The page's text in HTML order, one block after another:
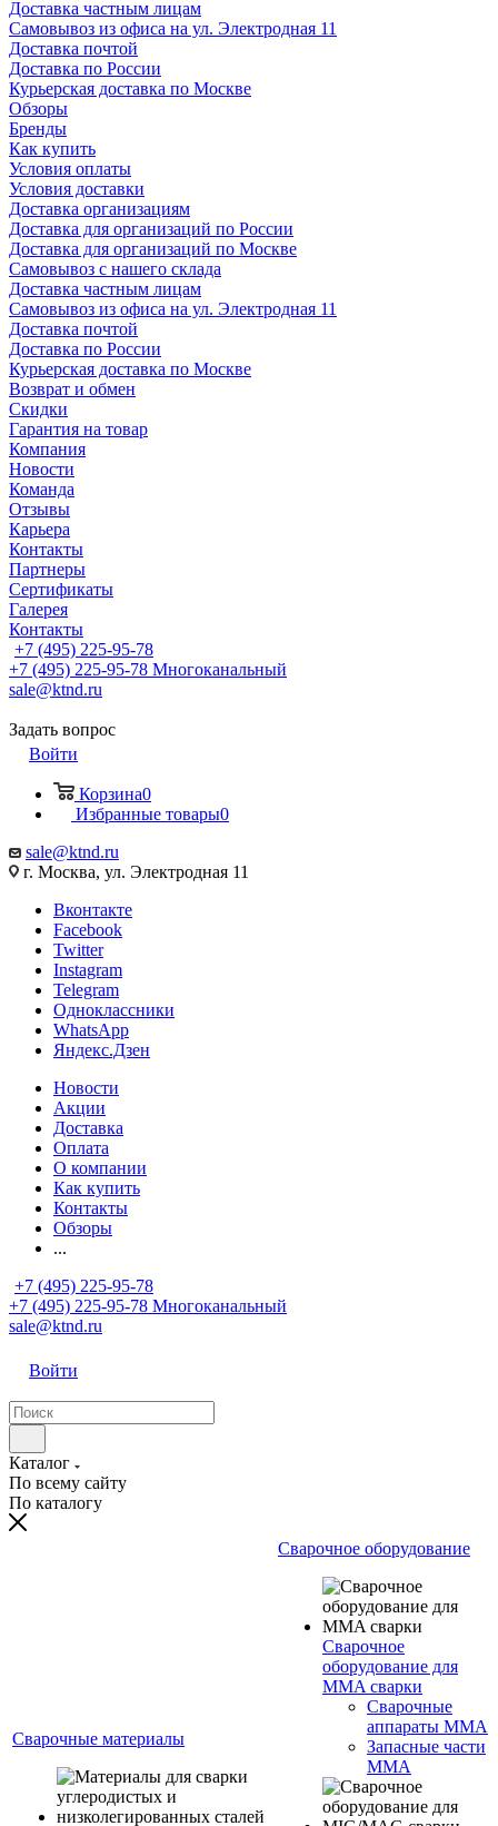
Доставка частным лицам
Самовывоз из офиса на ул. Электродная 11
Доставка почтой
Доставка по России
Курьерская доставка по Москве
Обзоры
Бренды
Как купить
Условия оплаты
Условия доставки
Доставка организациям
Доставка для организаций по России
Доставка для организаций по Москве
Самовывоз с нашего склада
Доставка частным лицам
Самовывоз из офиса на ул. Электродная 11
Доставка почтой
Доставка по России
Курьерская доставка по Москве
Возврат и обмен
Скидки
Гарантия на товар
Компания
Новости
Команда
Отзывы
Карьера
Контакты
Партнеры
Сертификаты
Галерея
Контакты
+7 (495) 225-95-78
+7 (495) 225-95-78 Многоканальный
sale@ktnd.ru
Задать вопрос
Войти
Корзина0
Избранные товары0
sale@ktnd.ru
г. Москва, ул. Электродная 11
Вконтакте
Facebook
Twitter
Instagram
Telegram
Одноклассники
WhatsApp
Яндекс.Дзен
Новости
Акции
Доставка
Оплата
О компании
Как купить
Контакты
Обзоры
...
+7 (495) 225-95-78
+7 (495) 225-95-78 Многоканальный
sale@ktnd.ru
Войти
Каталог
По всему сайту
По каталогу
Сварочные материалы
Сварочное оборудование
Сварочное
оборудование для
MMA сварки
Сварочные
аппараты MMA
Запасные части
MMA